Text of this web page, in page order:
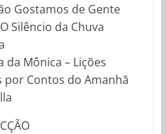
Gostamos de Gente
Silêncio da Chuva
Mônica – Lições
por Contos do Amanhã